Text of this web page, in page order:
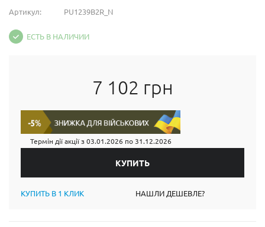
Артикул: PU1239B2R_N
ЕСТЬ В НАЛИЧИИ
7 102 грн
Термін дії акції з03.01.2026 по 31.12.2026
КУПИТЬ В 1 КЛИК НАШЛИ ДЕШЕВЛЕ?